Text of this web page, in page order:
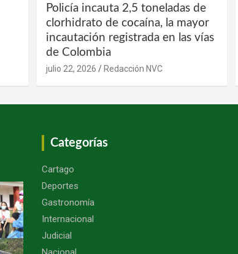
Policía incauta 2,5 toneladas de
clorhidrato de cocaína, la mayor
incautación registrada en las vías
de Colombia
julio 22, 2026 Redacción NVC
Categorías
Cartago
Deportes
Gastronomía
Internacional
Judicial